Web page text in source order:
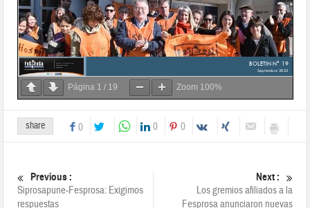
Página 1 / 19 Zoom 100%
share 0 0 0
Previous :
Siprosapune-Fesprosa: Exigimos
respuestas
Next :
Los gremios afiliados a la
Fesprosa anunciaron nuevas